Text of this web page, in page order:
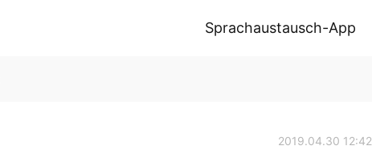
Sprachaustausch-App
2019.04.30 12:42